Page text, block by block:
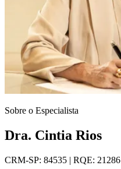
Sobre o Especialista
Dra. Cintia Rios
CRM-SP: 84535 | RQE: 21286